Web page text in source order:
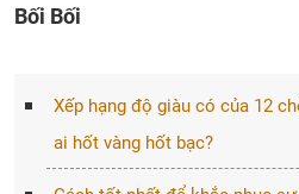
Bối Bối
Xếp hạng độ giàu có của 12
ai hốt vàng hốt bạc?